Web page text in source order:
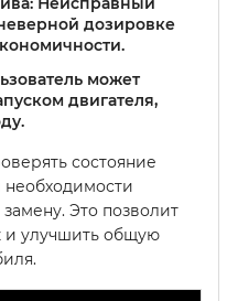
дозировке
может
двигателя,
состояние
необходимости
Это позволит
и улучшить общую